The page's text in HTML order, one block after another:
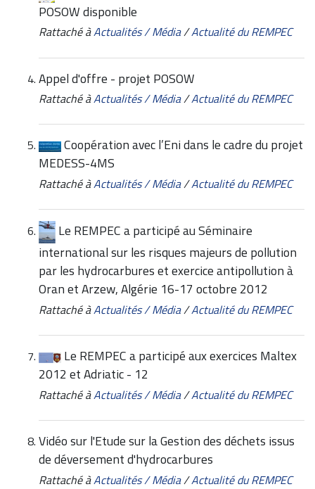
POSOW disponible
Rattaché àActualités / Média/Actualité du REMPEC
Appel d'offre - projet POSOW
Rattaché àActualités / Média/Actualité du REMPEC
Coopération avec l’Eni dans le cadre du projet
MEDESS-4MS
Rattaché àActualités / Média/Actualité du REMPEC
Le REMPEC a participé au Séminaire
international sur les risques majeurs de pollution
par les hydrocarbures et exercice antipollution à
Oran et Arzew, Algérie 16-17 octobre 2012
Rattaché àActualités / Média/Actualité du REMPEC
Le REMPEC a participé aux exercices Maltex
2012 et Adriatic - 12
Rattaché àActualités / Média/Actualité du REMPEC
Vidéo sur l'Etude sur la Gestion des déchets issus
de déversement d'hydrocarbures
Rattaché àActualités / Média/Actualité du REMPEC